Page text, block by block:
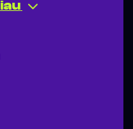
kurs folkloro
Be
daugiau triukšmo,
pavasaris!